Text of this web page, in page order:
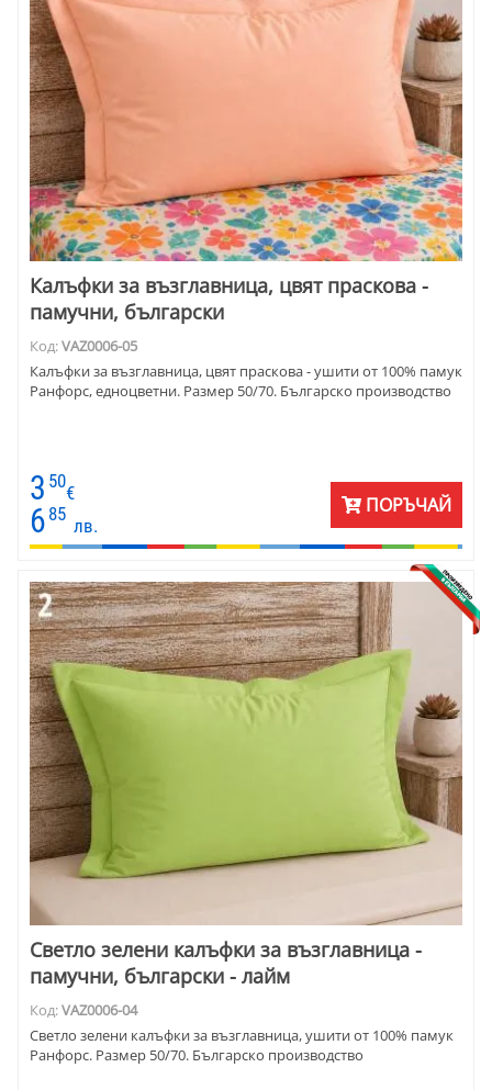
Калъфки за възглавница, цвят праскова -
памучни, български
Код:VAZ0006-05
Калъфки за възглавница, цвят праскова - ушити от 100% памук
Ранфорс, едноцветни. Размер 50/70. Българско производство
3 50
€
6 85
лв.
ПОРЪЧАЙ
Светло зелени калъфки за възглавница -
памучни, български - лайм
Код:VAZ0006-04
Светло зелени калъфки за възглавница, ушити от 100% памук
Ранфорс. Размер 50/70. Българско производство